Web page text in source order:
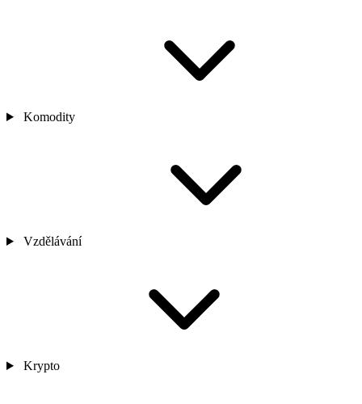
Komodity
Vzdělávání
Krypto